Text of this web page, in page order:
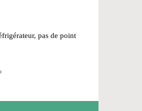
pas de point